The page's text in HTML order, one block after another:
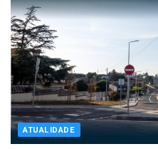
ATUALIDADE